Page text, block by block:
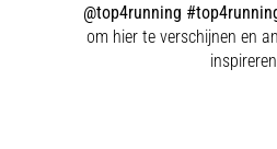
@top4running
om hier te verschijnen en